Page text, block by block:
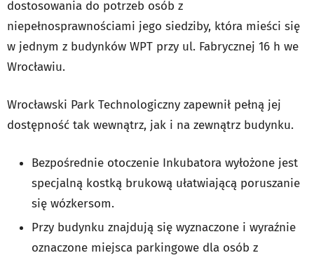
dostosowania do potrzeb osób z
niepełnosprawnościami jego siedziby, która mieści się
w jednym z budynków WPT przy ul. Fabrycznej 16 h we
Wrocławiu.
Wrocławski Park Technologiczny zapewnił pełną jej
dostępność tak wewnątrz, jak i na zewnątrz budynku.
Bezpośrednie otoczenie Inkubatora wyłożone jest
specjalną kostką brukową ułatwiającą poruszanie
się wózkersom.
Przy budynku znajdują się wyznaczone i wyraźnie
oznaczone miejsca parkingowe dla osób z